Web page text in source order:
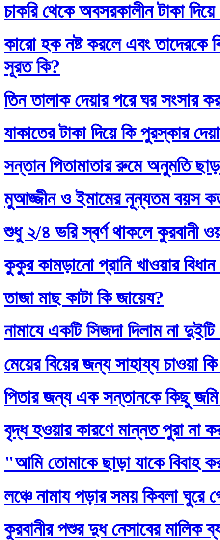
চাকরি থেকে অবসরকালীন টাকা
কারো হক নষ্ট করলে এবং তাদেরকে
সূরত কি?
তিন তালাক দেয়ার পরে ঘর সংসার
যাকাতের টাকা দিয়ে কি পুরস্কার
সন্তান পিতামাতার রুমে অনুমতি
মুআজ্জীন ও ইমামের নূন্যতম বয়স
শুধু ২/৪ ভরি স্বর্ণ থাকলে কুরবানী
কুকুর কামড়ানো প্রানি খাওয়ার
তাজা মাছ কাটা কি জায়েয?
নামাযে একটি সিজদা দিলাম না
মেয়ের বিয়ের জন্য সাহায্য চাওয়া
পিতার জন্য এক সন্তানকে কিছু জমি
বৃদ্ধ হওয়ার কারণে মান্নত পুরা না
"আমি তোমাকে ছাড়া যাকে
লঞ্চে নামায পড়ার সময় কিবলা ঘুরে
কুরবানীর পশুর দুধ নেসাবের মালিক